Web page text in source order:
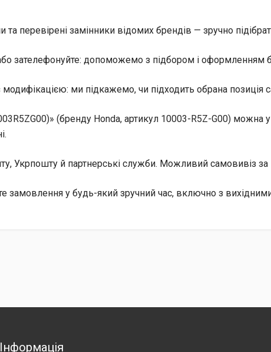
та перевірені замінники відомих брендів — зручно
зателефонуйте: допоможемо з підбором і оформленням
ми підкажемо, чи підходить обрана позиція
(бренду Honda, артикул 10003-R5Z-G00) можна
Укрпошту й партнерські служби. Можливий самовивіз
замовлення у будь-який зручний час, включно з
Інформація